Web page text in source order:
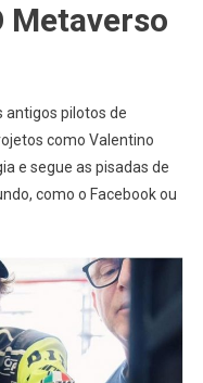
Metaverso
antigos pilotos de
como Valentino
e segue as pisadas de
como o Facebook ou